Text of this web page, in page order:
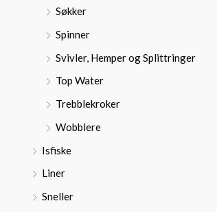
Søkker
Spinner
Svivler, Hemper og Splittringer
Top Water
Trebblekroker
Wobblere
Isfiske
Liner
Sneller